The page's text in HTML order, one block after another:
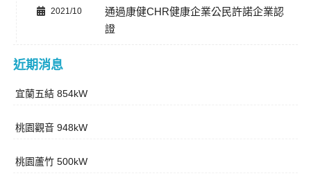
2021/10
通過康健CHR健康企業公民許諾企業認
證
近期消息
宜蘭五結 854kW
桃園觀音 948kW
桃園蘆竹 500kW